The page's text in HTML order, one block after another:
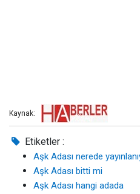
Kaynak:
Etiketler :
Aşk Adası nerede
Aşk Adası bitti mi
Aşk Adası hangi adada